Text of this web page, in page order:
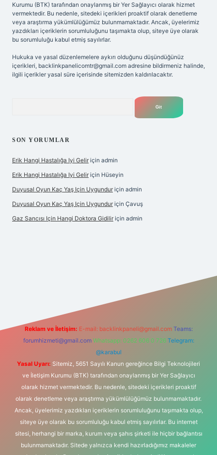
Kurumu (BTK) tarafından onaylanmış bir Yer Sağlayıcı olarak hizmet
vermektedir. Bu nedenle, sitedeki içerikleri proaktif olarak denetleme
veya araştırma yükümlülüğümüz bulunmamaktadır. Ancak, üyelerimiz
yazdıkları içeriklerin sorumluluğunu taşımakta olup, siteye üye olarak
bu sorumluluğu kabul etmiş sayılırlar.
Hukuka ve yasal düzenlemelere aykırı olduğunu düşündüğünüz
içerikleri, backlinkpanelicomtr@gmail.com adresine bildirmeniz halinde,
ilgili içerikler yasal süre içerisinde sitemizden kaldırılacaktır.
SON YORUMLAR
Erik Hangi Hastalığa Iyi Gelir için admin
Erik Hangi Hastalığa Iyi Gelir için Hüseyin
Duyusal Oyun Kaç Yaş Için Uygundur için admin
Duyusal Oyun Kaç Yaş Için Uygundur için Çavuş
Gaz Sancısı Için Hangi Doktora Gidilir için admin
Reklam ve İletişim: E-mail: backlinkpaneli@gmail.com Teams:
forumhizmeti@gmail.com Whatsapp: 0262 606 0 726 Telegram:
@karabul
Yasal Uyarı: Sitemiz, 5651 Sayılı Kanun gereğince Bilgi Teknolojileri
ve İletişim Kurumu (BTK) tarafından onaylanmış bir Yer Sağlayıcı
olarak hizmet vermektedir. Bu nedenle, sitedeki içerikleri proaktif
olarak denetleme veya araştırma yükümlülüğümüz bulunmamaktadır.
Ancak, üyelerimiz yazdıkları içeriklerin sorumluluğunu taşımakta olup,
siteye üye olarak bu sorumluluğu kabul etmiş sayılırlar. Bu internet
sitesi, herhangi bir marka, kurum veya şahıs şirketi ile hiçbir bağlantısı
bulunmamaktadır. Sitede yalnızca kendi hazırladığımız makaleler